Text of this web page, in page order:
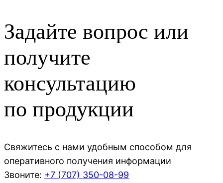
Задайте вопрос или
получите
консультацию
по продукции
Свяжитесь с нами удобным способом для
оперативного получения информации
Звоните: +7 (707) 350-08-99